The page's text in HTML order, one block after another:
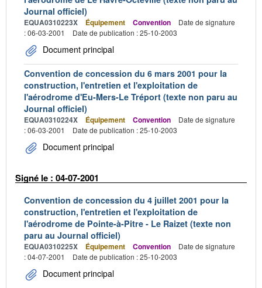
Journal officiel)
EQUA0310223X Équipement Convention
Date de signature
: 06-03-2001
Date de publication : 25-10-2003
Document principal
Convention de concession du 6 mars 2001 pour la
construction, l'entretien et l'exploitation de
l'aérodrome d'Eu-Mers-Le Tréport (texte non paru au
Journal officiel)
EQUA0310224X Équipement Convention
Date de signature
: 06-03-2001
Date de publication : 25-10-2003
Document principal
Signé le : 04-07-2001
Convention de concession du 4 juillet 2001 pour la
construction, l'entretien et l'exploitation de
l'aérodrome de Pointe-à-Pitre - Le Raizet (texte non
paru au Journal officiel)
EQUA0310225X Équipement Convention
Date de signature
: 04-07-2001
Date de publication : 25-10-2003
Document principal